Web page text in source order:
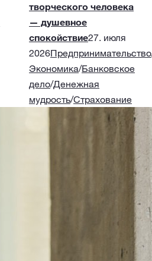
творческого человека
— душевное
спокойствие27. июля
2026Предпринимательство
Экономика/Банковское
дело/Денежная
мудрость/Страхование